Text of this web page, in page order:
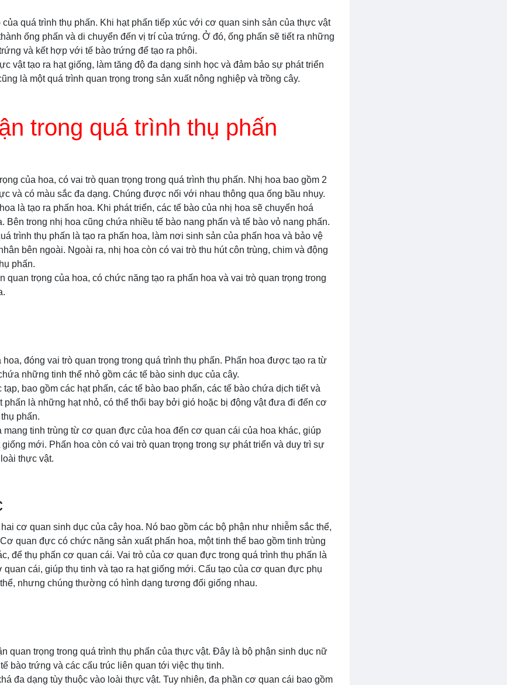
quá trình thụ phấn. Khi hạt phấn tiếp xúc với cơ quan sinh sản của thực vật
ống phấn và di chuyển đến vị trí của trứng. Ở đó, ống phấn sẽ tiết ra những
và kết hợp với tế bào trứng để tạo ra phôi.
vật tạo ra hạt giống, làm tăng độ đa dạng sinh học và đảm bảo sự phát triển
là một quá trình quan trọng trong sản xuất nông nghiệp và trồng cây.
trong quá trình thụ phấn
của hoa, có vai trò quan trọng trong quá trình thụ phấn. Nhị hoa bao gồm 2
và có màu sắc đa dạng. Chúng được nối với nhau thông qua ống bầu nhụy.
là tạo ra phấn hoa. Khi phát triển, các tế bào của nhị hoa sẽ chuyển hoá
Bên trong nhị hoa cũng chứa nhiều tế bào nang phấn và tế bào vỏ nang phấn.
trình thụ phấn là tạo ra phấn hoa, làm nơi sinh sản của phấn hoa và bảo vệ
bên ngoài. Ngoài ra, nhị hoa còn có vai trò thu hút côn trùng, chim và động
phấn.
quan trọng của hoa, có chức năng tạo ra phấn hoa và vai trò quan trọng trong
hoa, đóng vai trò quan trọng trong quá trình thụ phấn. Phấn hoa được tạo ra từ
những tinh thể nhỏ gồm các tế bào sinh dục của cây.
bao gồm các hạt phấn, các tế bào bao phấn, các tế bào chứa dịch tiết và
phấn là những hạt nhỏ, có thể thổi bay bởi gió hoặc bị động vật đưa đi đến cơ
phấn.
mang tinh trùng từ cơ quan đực của hoa đến cơ quan cái của hoa khác, giúp
giống mới. Phấn hoa còn có vai trò quan trọng trong sự phát triển và duy trì sự
thực vật.
cơ quan sinh dục của cây hoa. Nó bao gồm các bộ phận như nhiễm sắc thể,
quan đực có chức năng sản xuất phấn hoa, một tinh thể bao gồm tinh trùng
để thụ phấn cơ quan cái. Vai trò của cơ quan đực trong quá trình thụ phấn là
quan cái, giúp thụ tinh và tạo ra hạt giống mới. Cấu tạo của cơ quan đực phụ
nhưng chúng thường có hình dạng tương đối giống nhau.
quan trọng trong quá trình thụ phấn của thực vật. Đây là bộ phận sinh dục nữ
bào trứng và các cấu trúc liên quan tới việc thụ tinh.
đa dạng tùy thuộc vào loài thực vật. Tuy nhiên, đa phần cơ quan cái bao gồm